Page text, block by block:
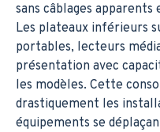
sans câblages
Les plateaux inférieurs
portables, lecteurs
présentation avec
les modèles. Cette
drastiquement les
équipements se